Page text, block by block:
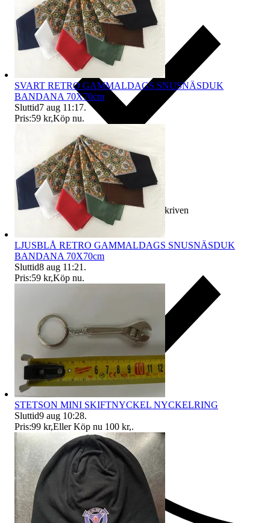
Ersättning om varan inte är som beskriven
Ersättning om du inte får din vara
SVART RETRO GAMMALDAGS SNUSNÄSDUK
BANDANA 70X70cm
Sluttid7 aug 11:17.
Pris:59 kr,Köp nu.
LJUSBLÅ RETRO GAMMALDAGS SNUSNÄSDUK
BANDANA 70X70cm
Sluttid8 aug 11:21 .
Pris:59 kr,Köp nu.
STETSON MINI SKIFTNYCKEL NYCKELRING
Sluttid9 aug 10:28.
Pris:99 kr,Eller Köp nu 100 kr,.